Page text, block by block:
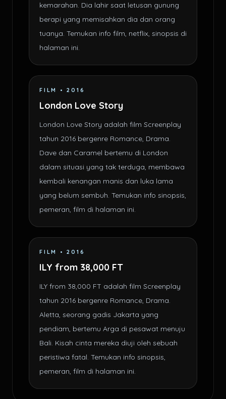
kemarahan. Dia lahir saat letusan gunung
berapi yang memisahkan dia dan orang
tuanya. Temukan info film, netflix, sinopsis di
halaman ini.
FILM • 2016
London Love Story
London Love Story adalah film Screenplay
tahun 2016 bergenre Romance, Drama.
Dave dan Caramel bertemu di London
dalam situasi yang tak terduga, membawa
kembali kenangan manis dan luka lama
yang belum sembuh. Temukan info sinopsis,
pemeran, film di halaman ini.
FILM • 2016
ILY from 38,000 FT
ILY from 38,000 FT adalah film Screenplay
tahun 2016 bergenre Romance, Drama.
Aletta, seorang gadis Jakarta yang
pendiam, bertemu Arga di pesawat menuju
Bali. Kisah cinta mereka diuji oleh sebuah
peristiwa fatal. Temukan info sinopsis,
pemeran, film di halaman ini.